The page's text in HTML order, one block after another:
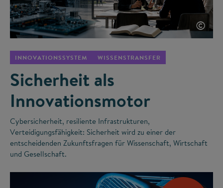
©
INNOVATIONSSYSTEM WISSENSTRANSFER
Sicherheit als
Innovationsmotor
Cybersicherheit, resiliente Infrastrukturen,
Verteidigungsfähigkeit: Sicherheit wird zu einer der
entscheidenden Zukunftsfragen für Wissenschaft, Wirtschaft
und Gesellschaft.